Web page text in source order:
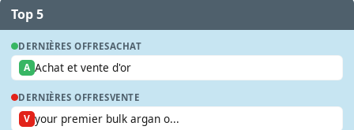
Top 5
DERNIÈRES OFFRESACHAT
A Achat et vente d'or
DERNIÈRES OFFRESVENTE
V your premier bulk argan o...